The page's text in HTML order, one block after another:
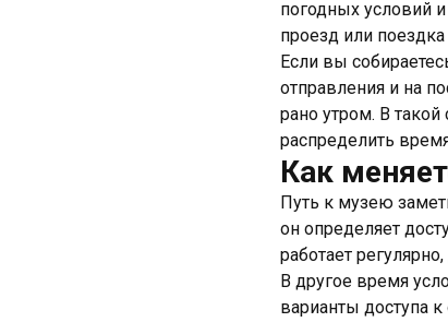
погодных условий
проезд или
Если вы
отправления и на
рано утром. В
распределить
Как
Путь к музею
он определяет
работает
В другое время
варианты доступа